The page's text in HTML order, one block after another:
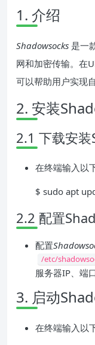
1. 介绍
Shadowsocks 是一
网和加密传输。在
可以帮助用户实现
2. 安装
2.1 下载安
在终端输入以
$ sudo apt
2.2 配置
配置
/etc/
服务器IP、端
3. 启动
在终端输入以